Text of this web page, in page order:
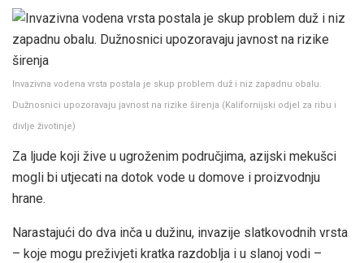
Invazivna vodena vrsta postala je skup problem duž i niz zapadnu obalu.
Dužnosnici upozoravaju javnost na rizike širenja ( Kalifornijski odjel za ribu i
divlje životinje)
Za ljude koji žive u ugroženim područjima, azijski mekušci
mogli bi utjecati na dotok vode u domove i proizvodnju
hrane.
Narastajući do dva inča u dužinu, invazije slatkovodnih vrsta
– koje mogu preživjeti kratka razdoblja i u slanoj vodi –